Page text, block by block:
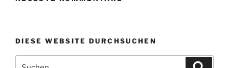
DIESE WEBSITE DURCHSUCHEN